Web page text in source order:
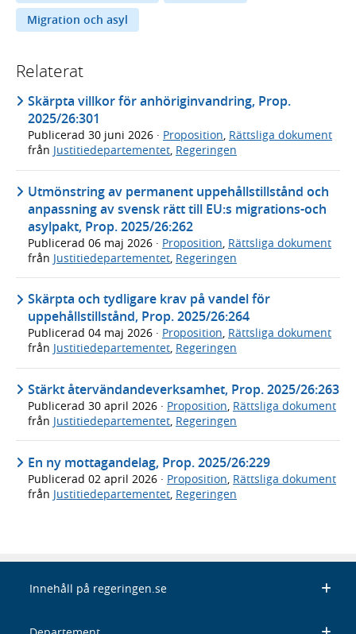
Migration och asyl
Relaterat
Skärpta villkor för anhöriginvandring, Prop.
2025/26:301
Publicerad 30 juni 2026 · Proposition, Rättsliga dokument
från Justitiedepartementet, Regeringen
Utmönstring av permanent uppehållstillstånd och
anpassning av svensk rätt till EU:s migrations-och
asylpakt, Prop. 2025/26:262
Publicerad 06 maj 2026 · Proposition, Rättsliga dokument
från Justitiedepartementet, Regeringen
Skärpta och tydligare krav på vandel för
uppehållstillstånd, Prop. 2025/26:264
Publicerad 04 maj 2026 · Proposition, Rättsliga dokument
från Justitiedepartementet, Regeringen
Stärkt återvändandeverksamhet, Prop. 2025/26:263
Publicerad 30 april 2026 · Proposition, Rättsliga dokument
från Justitiedepartementet, Regeringen
En ny mottagandelag, Prop. 2025/26:229
Publicerad 02 april 2026 · Proposition Rättsliga dokument
från Justitiedepartementet Regeringen
Innehåll på regeringen.se